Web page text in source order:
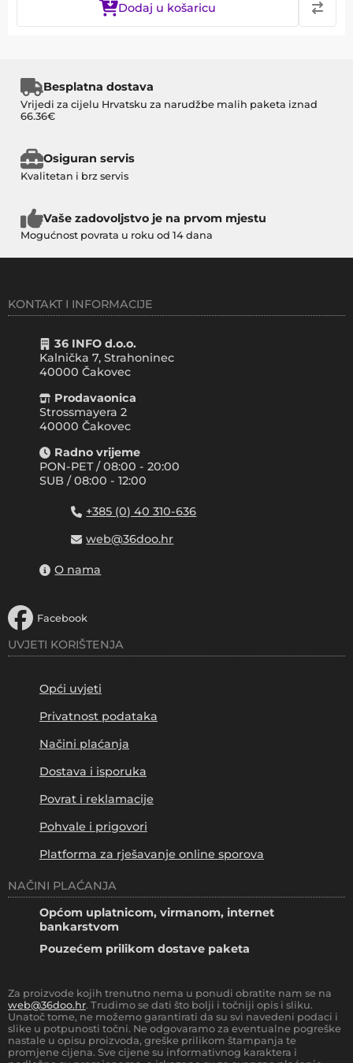
Dodaj u košaricu
Besplatna dostava
Vrijedi za cijelu Hrvatsku za narudžbe malih paketa iznad
66.36€
Osiguran servis
Kvalitetan i brz servis
Vaše zadovoljstvo je na prvom mjestu
Mogućnost povrata u roku od 14 dana
KONTAKT I INFORMACIJE
36 INFO d.o.o.
Kalnička 7, Strahoninec
40000 Čakovec
Prodavaonica
Strossmayera 2
40000 Čakovec
Radno vrijeme
PON-PET / 08:00 - 20:00
SUB / 08:00 - 12:00
+385 (0) 40 310-636
web@36doo.hr
O nama
Facebook
UVJETI KORIŠTENJA
Opći uvjeti
Privatnost podataka
Načini plaćanja
Dostava i isporuka
Povrat i reklamacije
Pohvale i prigovori
Platforma za rješavanje online sporova
NAČINI PLAĆANJA
Općom uplatnicom, virmanom, internet
bankarstvom
Pouzećem prilikom dostave paketa
Za proizvode kojih trenutno nema u ponudi obratite nam se na
web@36doo.hr. Trudimo se dati što bolji i točniji opis i sliku.
Unatoč tome, ne možemo garantirati da su svi navedeni podaci i
slike u potpunosti točni. Ne odgovaramo za eventualne pogreške
nastale u opisu proizvoda, greške prilikom štampanja te
promjene cijena. Sve cijene su informativnog karaktera i